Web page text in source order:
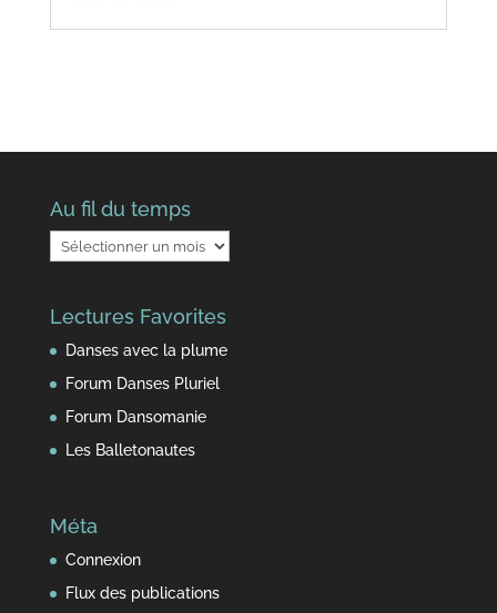
Au fil du temps
Au
fil
temps
Lectures Favorites
Danses avec la plume
Forum Danses Pluriel
Forum Dansomanie
Les Balletonautes
Méta
Connexion
Flux des publications